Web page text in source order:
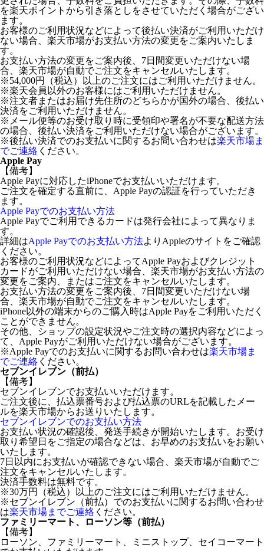
を楽天ポイントから引き落としをさせていただく場合がござい
ます。
お客様のご利用状況などによって後払い決済がご利用いただけ
ない場合、楽天市場がお支払い方法の変更をご案内いたしま
す。
お支払い方法の変更をご案内後、7日間変更いただけない場
合、楽天市場が自動でご注文をキャンセルいたします。
※54,000円（税込）以上のご注文にはご利用いただけません。
※楽天会員以外のお客様にはご利用いただけません。
※注文者またはお届け先住所のどちらかが国外の場合、後払い
決済をご利用いただけません。
※メール便等のお受け取り時に受領印や署名が不要な配送方法
の場合、後払い決済をご利用いただけない場合がございます。
※後払い決済でのお支払いに関するお問い合わせは楽天市場ま
でご連絡 ください。
Apple Pay
【備考】
Apple Payに対応したiPhoneでお支払いいただけます。
ご注文を確定する直前に、Apple Payの認証を行っていただき
ます。
Apple Payでのお支払い方法
Apple Payでご利用できるカードは発行会社によって異なりま
す。
詳細はApple Payでのお支払い方法よりAppleのサイトをご確認
ください。
お客様のご利用状況などによってApple Payおよびクレジット
カードがご利用いただけない場合、楽天市場がお支払い方法の
変更をご案内、またはご注文をキャンセルいたします。
お支払い方法の変更をご案内後、7日間変更いただけない場
合、楽天市場が自動でご注文をキャンセルいたします。
iPhone以外の端末からのご購入時はApple Payをご利用いただく
ことができません。
その他、ショップの設定状況やご注文時の選択内容などによっ
て、Apple Payがご利用いただけない場合がございます。
※Apple Payでのお支払いに関するお問い合わせは楽天市場ま
でご連絡 ください。
セブンイレブン（前払）
【備考】
セブンイレブンでお支払いいただけます。
ご注文後に、払込票番号および払込票のURLを記載したメー
ルを楽天市場からお送りいたします。
セブンイレブンでのお支払い方法
お支払い状況の確認後、発送手続きが開始いたします。お受け
取り希望日をご指定の場合などは、お早めのお支払いをお願い
いたします。
7日以内にお支払いが確認できない場合、楽天市場が自動でご
注文をキャンセルいたします。
決済手数料は無料です。
※30万円（税込）以上のご注文にはご利用いただけません。
※セブンイレブン（前払）でのお支払いに関するお問い合わせ
は楽天市場までご連絡 ください。
ファミリーマート、ローソン等（前払）
【備考】
ローソン、ファミリーマート、ミニストップ、セイコーマート